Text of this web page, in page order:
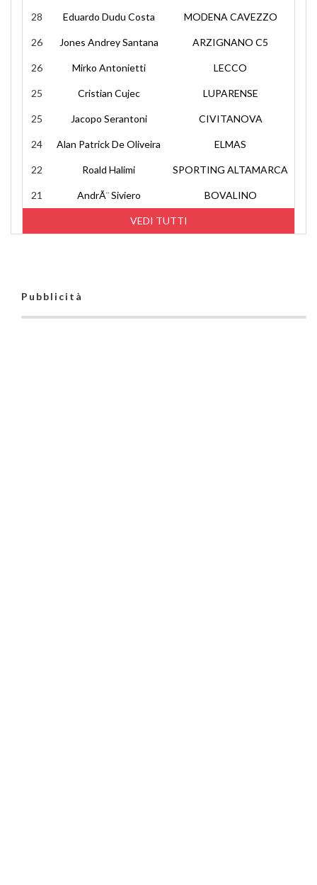
VEDI TUTTI
28 Eduardo Dudu Costa MODENA CAVEZZO
26 Jones Andrey Santana ARZIGNANO C5
26 Mirko Antonietti LECCO
25 Cristian Cujec LUPARENSE
25 Jacopo Serantoni CIVITANOVA
24 Alan Patrick De Oliveira ELMAS
22 Roald Halimi SPORTING ALTAMARCA
21 AndrÃ¨ Siviero BOVALINO
Pubblicità